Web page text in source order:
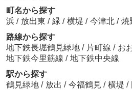
町名から探す
浜 / 放出東 / 緑 / 横堤 / 今津北 / 焼
路線から探す
地下鉄長堀鶴見緑地 / 片町線 / お
地下鉄今里筋線 / 地下鉄中央線
駅から探す
鶴見緑地 / 放出 / 今福鶴見 / 横堤 /